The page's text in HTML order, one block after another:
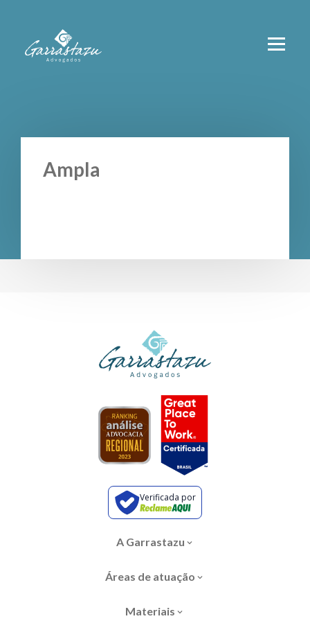
Ampla
Verificada por
A Garrastazu
Áreas de atuação
Materiais